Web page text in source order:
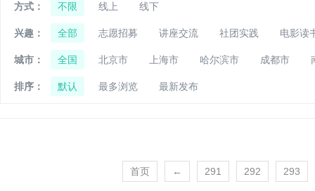
方式： 不限 线上 线下
兴趣： 全部 志愿招募 讲座交流 社团实践 电影读
城市： 全国 北京市 上海市 哈尔滨市 成都市
排序： 默认 最多浏览 最新发布
首页 ← 291 292 293